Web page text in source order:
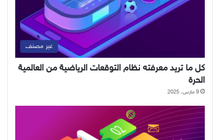
غير مصنف
كل ما تريد معرفته نظام التوقعات الرياضية من العالمية
الحرة
9 مارس، 2025